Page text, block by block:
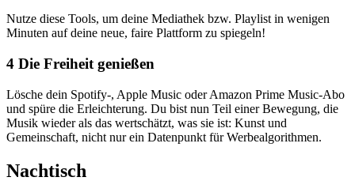
Nutze diese Tools, um deine Mediathek bzw. Playlist in wenigen
Minuten auf deine neue, faire Plattform zu spiegeln!
4 Die Freiheit genießen
Lösche dein Spotify-, Apple Music oder Amazon Prime Music-Abo
und spüre die Erleichterung. Du bist nun Teil einer Bewegung, die
Musik wieder als das wertschätzt, was sie ist: Kunst und
Gemeinschaft, nicht nur ein Datenpunkt für Werbealgorithmen.
Nachtisch